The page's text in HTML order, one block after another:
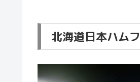
北海道日本ハム